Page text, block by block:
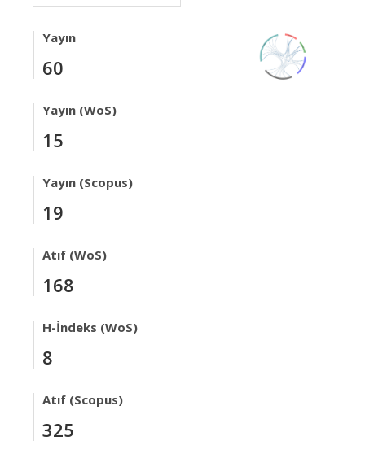
Yayın
60
Yayın (WoS)
15
Yayın (Scopus)
19
Atıf (WoS)
168
H-İndeks (WoS)
8
Atıf (Scopus)
325